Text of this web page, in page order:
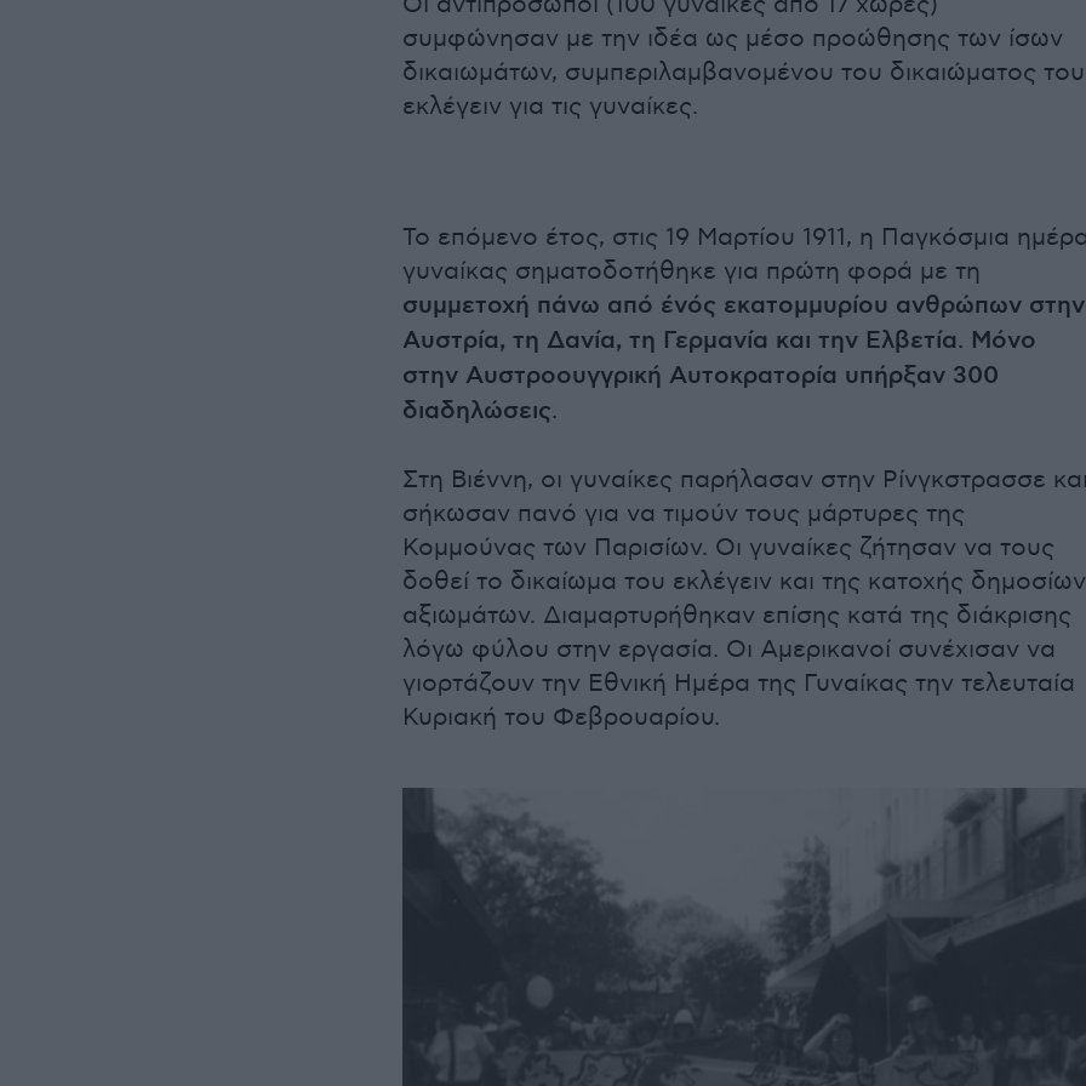
συμφώνησαν με την ιδέα ως μέσο προώθησης των ίσων
δικαιωμάτων, συμπεριλαμβανομένου του δικαιώματος του
εκλέγειν για τις γυναίκες.
Το επόμενο έτος, στις 19 Μαρτίου 1911, η Παγκόσμια
γυναίκας σηματοδοτήθηκε για πρώτη φορά με τη
συμμετοχή πάνω από ένός εκατομμυρίου ανθρώπων στην
Αυστρία, τη Δανία, τη Γερμανία και την Ελβετία. Μόνο
στην Αυστροουγγρική Αυτοκρατορία υπήρξαν 300
διαδηλώσεις.
Στη Βιέννη, οι γυναίκες παρήλασαν στην Ρίνγκστρασσε
σήκωσαν πανό για να τιμούν τους μάρτυρες της
Κομμούνας των Παρισίων. Οι γυναίκες ζήτησαν να τους
δοθεί το δικαίωμα του εκλέγειν και της κατοχής δημοσίων
αξιωμάτων. Διαμαρτυρήθηκαν επίσης κατά της διάκρισης
λόγω φύλου στην εργασία. Οι Αμερικανοί συνέχισαν να
γιορτάζουν την Εθνική Ημέρα της Γυναίκας την τελευταία
Κυριακή του Φεβρουαρίου.